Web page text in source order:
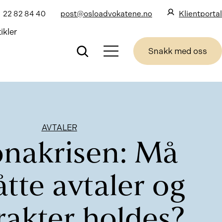
22 82 84 40 post@osloadvokatene.no Klientportal
Snakk med oss
AVTALER
Må
avtaler og